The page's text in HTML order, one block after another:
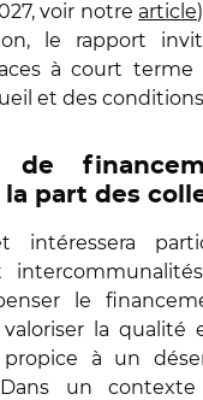
voir notre article
le rapport
à court
et des
de
part des
intéressera
le
valoriser la
à un
un